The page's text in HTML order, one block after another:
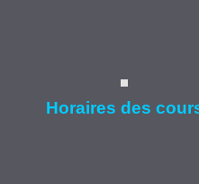
Horaires des